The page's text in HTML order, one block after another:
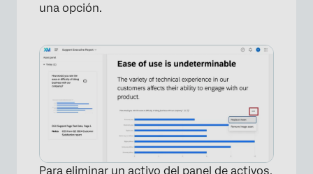
×
una opción.
Para eliminar un activo del panel de activos,